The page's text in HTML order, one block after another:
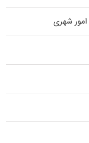
شهری